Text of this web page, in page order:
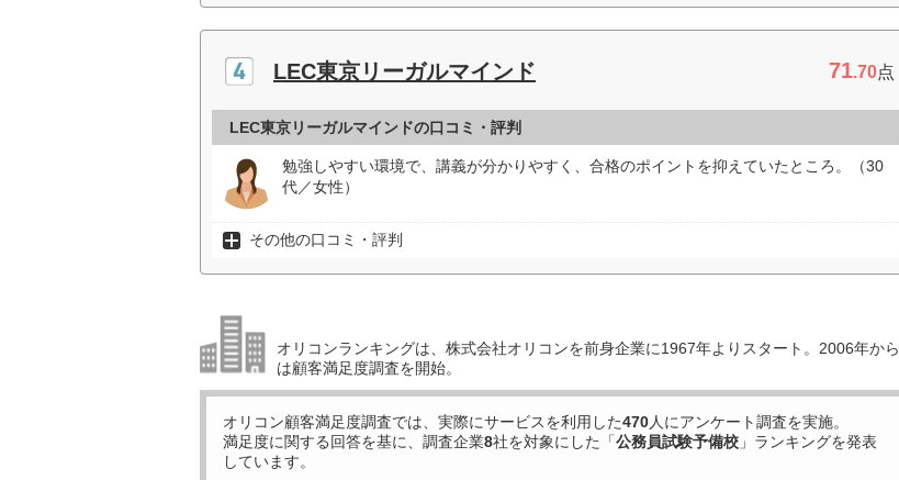
LEC東京リーガルマインド 71.70点
LEC東京リーガルマインドの口コミ・評判
勉強しやすい環境で、講義が分かりやすく、合格のポイントを抑えていたところ。（30
代／女性）
その他の口コミ・評判
オリコンランキングは、株式会社オリコンを前身企業に1967年よりスタート。2006年から
は顧客満足度調査を開始。
オリコン顧客満足度調査では、実際にサービスを利用した470人にアンケート調査を実施。
満足度に関する回答を基に、調査企業8社を対象にした「公務員試験予備校 」ランキングを発表
しています。